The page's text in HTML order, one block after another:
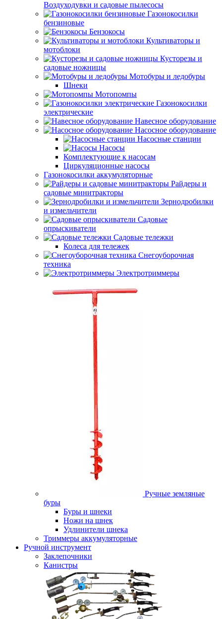
Воздуходувки и садовые пылесосы
Газонокосилки
бензиновые
Бензокосы
Культиваторы и
мотоблоки
Кусторезы и
садовые ножницы
Мотобуры и ледобуры
Шнеки
Мотопомпы
Газонокосилки
электрические
Навесное оборудование
Насосное оборудование
Насосные станции
Насосы
Комплектующие к насосам
Циркуляционные насосы
Газонокосилки аккумуляторные
Райдеры и
садовые минитракторы
Зернодробилки
и измельчители
Садовые
опрыскиватели
Садовые тележки
Колеса для тележек
Снегоуборочная
техника
Электротриммеры
Ручные земляные
буры
Буры и шнеки
Ножи на шнек
Удлинители шнека
Триммеры аккумуляторные
Ручной инструмент
Заклепочники
Канистры